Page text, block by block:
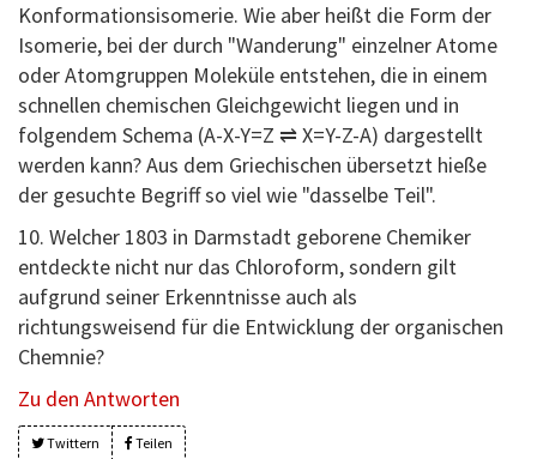
Konformationsisomerie. Wie aber heißt die Form der
Isomerie, bei der durch "Wanderung" einzelner Atome
oder Atomgruppen Moleküle entstehen, die in einem
schnellen chemischen Gleichgewicht liegen und in
folgendem Schema (A-X-Y=Z ⇌ X=Y-Z-A) dargestellt
werden kann? Aus dem Griechischen übersetzt hieße
der gesuchte Begriff so viel wie "dasselbe Teil".
10. Welcher 1803 in Darmstadt geborene Chemiker
entdeckte nicht nur das Chloroform, sondern gilt
aufgrund seiner Erkenntnisse auch als
richtungsweisend für die Entwicklung der organischen
Chemnie?
Zu den Antworten
Twittern Teilen